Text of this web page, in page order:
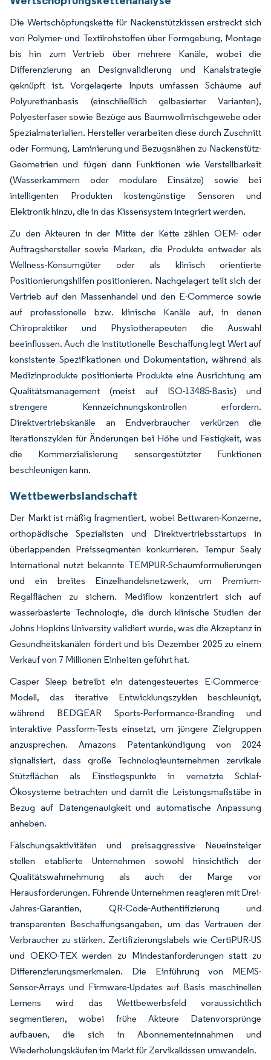
Die Wertschöpfungskette für Nackenstützkissen erstreckt sich
von Polymer- und Textilrohstoffen über Formgebung, Montage
bis hin zum Vertrieb über mehrere Kanäle, wobei die
Differenzierung an Designvalidierung und Kanalstrategie
geknüpft ist. Vorgelagerte Inputs umfassen Schäume auf
Polyurethanbasis (einschließlich gelbasierter Varianten),
Polyesterfaser sowie Bezüge aus Baumwollmischgewebe oder
Spezialmaterialien. Hersteller verarbeiten diese durch Zuschnitt
oder Formung, Laminierung und Bezugsnähen zu Nackenstütz-
Geometrien und fügen dann Funktionen wie Verstellbarkeit
(Wasserkammern oder modulare Einsätze) sowie bei
intelligenten Produkten kostengünstige Sensoren und
Elektronik hinzu, die in das Kissensystem integriert werden.
Zu den Akteuren in der Mitte der Kette zählen OEM- oder
Auftragshersteller sowie Marken, die Produkte entweder als
Wellness-Konsumgüter oder als klinisch orientierte
Positionierungshilfen positionieren. Nachgelagert teilt sich der
Vertrieb auf den Massenhandel und den E-Commerce sowie
auf professionelle bzw. klinische Kanäle auf, in denen
Chiropraktiker und Physiotherapeuten die Auswahl
beeinflussen. Auch die institutionelle Beschaffung legt Wert auf
konsistente Spezifikationen und Dokumentation, während als
Medizinprodukte positionierte Produkte eine Ausrichtung am
Qualitätsmanagement (meist auf ISO-13485-Basis) und
strengere Kennzeichnungskontrollen erfordern.
Direktvertriebskanäle an Endverbraucher verkürzen die
Iterationszyklen für Änderungen bei Höhe und Festigkeit, was
die Kommerzialisierung sensorgestützter Funktionen
beschleunigen kann.
Wettbewerbslandschaft
Der Markt ist mäßig fragmentiert, wobei Bettwaren-Konzerne,
orthopädische Spezialisten und Direktvertriebsstartups in
überlappenden Preissegmenten konkurrieren. Tempur Sealy
International nutzt bekannte TEMPUR-Schaumformulierungen
und ein breites Einzelhandelsnetzwerk, um Premium-
Regalflächen zu sichern. Mediflow konzentriert sich auf
wasserbasierte Technologie, die durch klinische Studien der
Johns Hopkins University validiert wurde, was die Akzeptanz in
Gesundheitskanälen fördert und bis Dezember 2025 zu einem
Verkauf von 7 Millionen Einheiten geführt hat.
Casper Sleep betreibt ein datengesteuertes E-Commerce-
Modell, das iterative Entwicklungszyklen beschleunigt,
während BEDGEAR Sports-Performance-Branding und
interaktive Passform-Tests einsetzt, um jüngere Zielgruppen
anzusprechen. Amazons Patentankündigung von 2024
signalisiert, dass große Technologieunternehmen zervikale
Stützflächen als Einstiegspunkte in vernetzte Schlaf-
Ökosysteme betrachten und damit die Leistungsmaßstäbe in
Bezug auf Datengenauigkeit und automatische Anpassung
anheben.
Fälschungsaktivitäten und preisaggressive Neueinsteiger
stellen etablierte Unternehmen sowohl hinsichtlich der
Qualitätswahrnehmung als auch der Marge vor
Herausforderungen. Führende Unternehmen reagieren mit Drei-
Jahres-Garantien, QR-Code-Authentifizierung und
transparenten Beschaffungsangaben, um das Vertrauen der
Verbraucher zu stärken. Zertifizierungslabels wie CertiPUR-US
und OEKO-TEX werden zu Mindestanforderungen statt zu
Differenzierungsmerkmalen. Die Einführung von MEMS-
Sensor-Arrays und Firmware-Updates auf Basis maschinellen
Lernens wird das Wettbewerbsfeld voraussichtlich
segmentieren, wobei frühe Akteure Datenvorsprünge
aufbauen, die sich in Abonnementeinnahmen und
Wiederholungskäufen im Markt für Zervikalkissen umwandeln.